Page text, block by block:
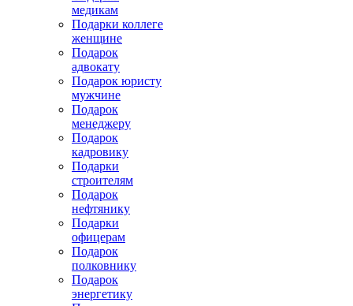
медикам
Подарки коллеге
женщине
Подарок
адвокату
Подарок юристу
мужчине
Подарок
менеджеру
Подарок
кадровику
Подарки
строителям
Подарок
нефтянику
Подарки
офицерам
Подарок
полковнику
Подарок
энергетику